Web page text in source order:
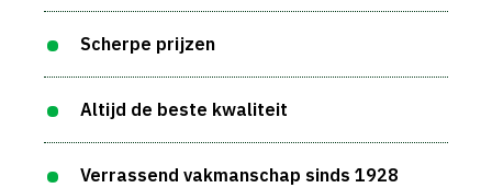
Scherpe prijzen
Altijd de beste kwaliteit
Verrassend vakmanschap sinds 1928